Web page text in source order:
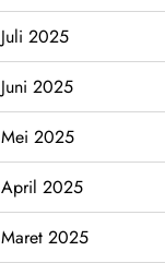
Juli 2025
Juni 2025
Mei 2025
April 2025
Maret 2025